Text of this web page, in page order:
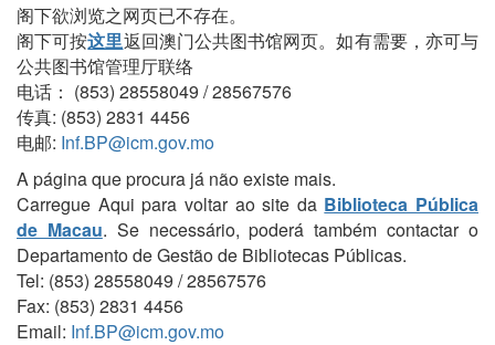
阁下欲浏览之网页已不存在。
阁下可按这里返回澳门公共图书馆网页。如有需要，亦可与
公共图书馆管理厅联络
电话： (853) 28558049 / 28567576
传真: (853) 2831 4456
电邮: Inf.BP@icm.gov.mo
A página que procura já não existe mais.
Carregue Aqui para voltar ao site da Biblioteca Pública
de Macau. Se necessário, poderá também contactar o
Departamento de Gestão de Bibliotecas Públicas.
Tel: (853) 28558049 / 28567576
Fax: (853) 2831 4456
Email: Inf.BP@icm.gov.mo